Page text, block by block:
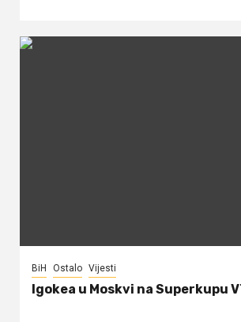
BiH Ostalo Vijesti
Igokea u Moskvi na Superkupu